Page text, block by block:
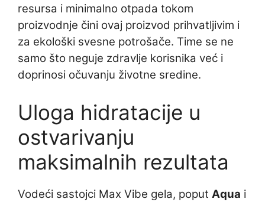
resursa i minimalno otpada tokom
proizvodnje čini ovaj proizvod prihvatljivim i
za ekološki svesne potrošače. Time se ne
samo što neguje zdravlje korisnika već i
doprinosi očuvanju životne sredine.
Uloga hidratacije u
ostvarivanju
maksimalnih rezultata
Vodeći sastojci Max Vibe gela, poput Aqua i